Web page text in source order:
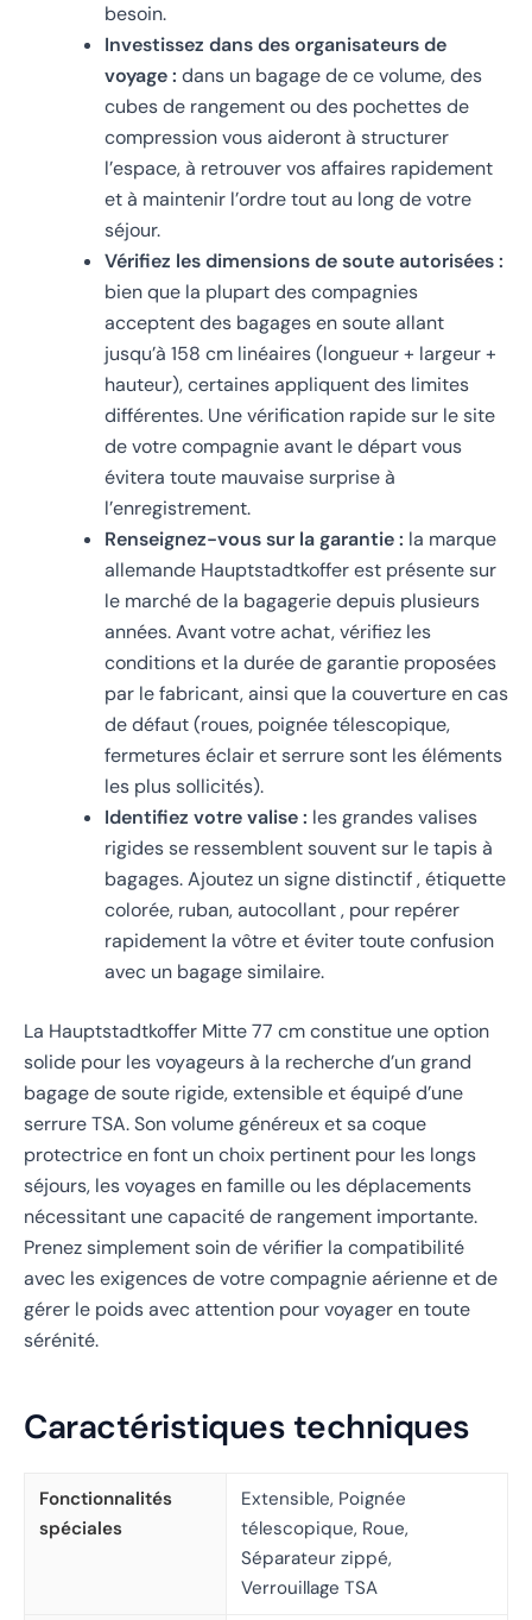
besoin.
Investissez dans des organisateurs de
voyage : dans un bagage de ce volume, des
cubes de rangement ou des pochettes de
compression vous aideront à structurer
l’espace, à retrouver vos affaires rapidement
et à maintenir l’ordre tout au long de votre
séjour.
Vérifiez les dimensions de soute autorisées :
bien que la plupart des compagnies
acceptent des bagages en soute allant
jusqu’à 158 cm linéaires (longueur + largeur +
hauteur), certaines appliquent des limites
différentes. Une vérification rapide sur le site
de votre compagnie avant le départ vous
évitera toute mauvaise surprise à
l’enregistrement.
Renseignez-vous sur la garantie : la marque
allemande Hauptstadtkoffer est présente sur
le marché de la bagagerie depuis plusieurs
années. Avant votre achat, vérifiez les
conditions et la durée de garantie proposées
par le fabricant, ainsi que la couverture en cas
de défaut (roues, poignée télescopique,
fermetures éclair et serrure sont les éléments
les plus sollicités).
Identifiez votre valise : les grandes valises
rigides se ressemblent souvent sur le tapis à
bagages. Ajoutez un signe distinctif , étiquette
colorée, ruban, autocollant , pour repérer
rapidement la vôtre et éviter toute confusion
avec un bagage similaire.
La Hauptstadtkoffer Mitte 77 cm constitue une option
solide pour les voyageurs à la recherche d’un grand
bagage de soute rigide, extensible et équipé d’une
serrure TSA. Son volume généreux et sa coque
protectrice en font un choix pertinent pour les longs
séjours, les voyages en famille ou les déplacements
nécessitant une capacité de rangement importante.
Prenez simplement soin de vérifier la compatibilité
avec les exigences de votre compagnie aérienne et de
gérer le poids avec attention pour voyager en toute
sérénité.
Caractéristiques techniques
Fonctionnalités
spéciales
Extensible, Poignée
télescopique, Roue,
Séparateur zippé,
Verrouillage TSA